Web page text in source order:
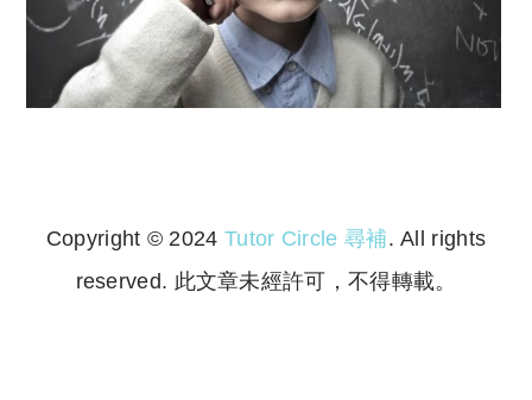
Copyright © 2024 Tutor Circle 尋補. All rights
reserved. 此文章未經許可，不得轉載。